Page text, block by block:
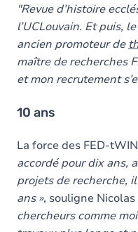
"Revue d’histoire
l’UCLouvain. Et puis,
ancien promoteur de
maître de recherches
et mon recrutement
10 ans
La force des FED-tWIN
accordé pour dix ans,
projets de recherche,
ans », souligne
chercheurs comme